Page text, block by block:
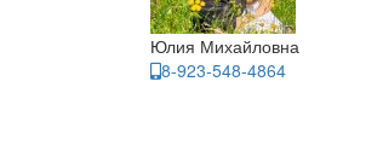
Юлия Михайловна
8-923-548-4864